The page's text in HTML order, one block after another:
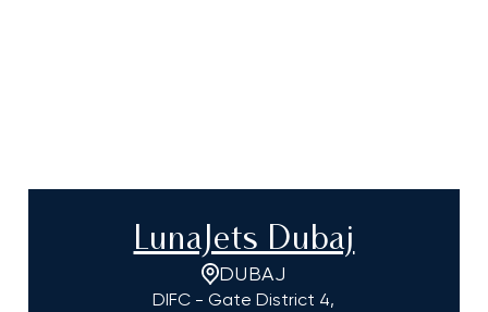
LunaJets Dubaj
DUBAJ
DIFC - Gate District 4,